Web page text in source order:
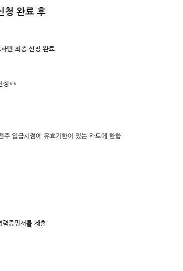
청 완료 후
면 최종 신청 완료
정**
입금시점에 유효기한이 있는 카드에 한함
증명서를 제출